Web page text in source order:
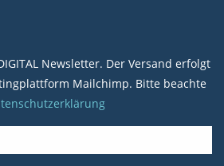
Newsletter. Der Versand erfolgt
Mailchimp. Bitte beachte